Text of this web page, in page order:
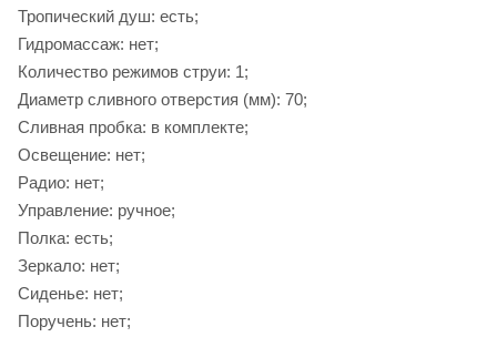
Тропический душ: есть;
Гидромассаж: нет;
Количество режимов струи: 1;
Диаметр сливного отверстия (мм): 70;
Сливная пробка: в комплекте;
Освещение: нет;
Радио: нет;
Управление: ручное;
Полка: есть;
Зеркало: нет;
Сиденье: нет;
Поручень: нет;